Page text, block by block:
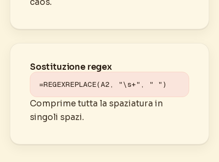
caos.
Sostituzione regex
=REGEXREPLACE(A2, "\s+", " ")
Comprime tutta la spaziatura in
singoli spazi.